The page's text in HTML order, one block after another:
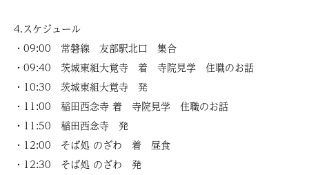
4.スケジュール
・09:00 常磐線 友部駅北口 集合
・09:40 茨城東組大覚寺 着 寺院見学 住職のお話
・10:30 茨城東組大覚寺 発
・11:00 稲田西念寺 着 寺院見学 住職のお話
・11:50 稲田西念寺 発
・12:00 そば処 のざわ 着 昼食
・12:30 そば処 のざわ 発